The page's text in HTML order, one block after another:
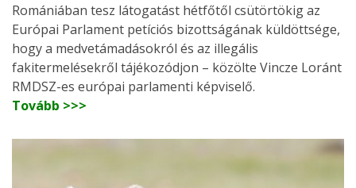
Romániában tesz látogatást hétfőtől csütörtökig az
Európai Parlament petíciós bizottságának küldöttsége,
hogy a medvetámadásokról és az illegális
fakitermelésekről tájékozódjon – közölte Vincze Loránt
RMDSZ-es európai parlamenti képviselő.
Tovább >>>